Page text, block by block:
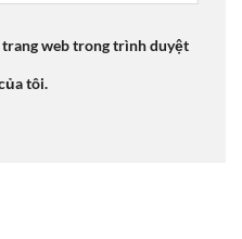
trang web trong trình duyệt
tôi.